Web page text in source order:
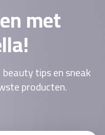
met
tips en sneak
producten.